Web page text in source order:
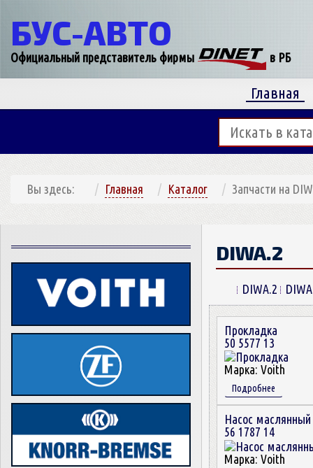
БУС-АВТО
Официальный представитель фирмы в РБ
Главная
Вы здесь: Главная Каталог Запчасти на
DIWA.2
DIWA.2
Прокладка
50 5577 13
Марка: Voith
Подробнее
Насос маслянный
56 1787 14
Марка: Voith